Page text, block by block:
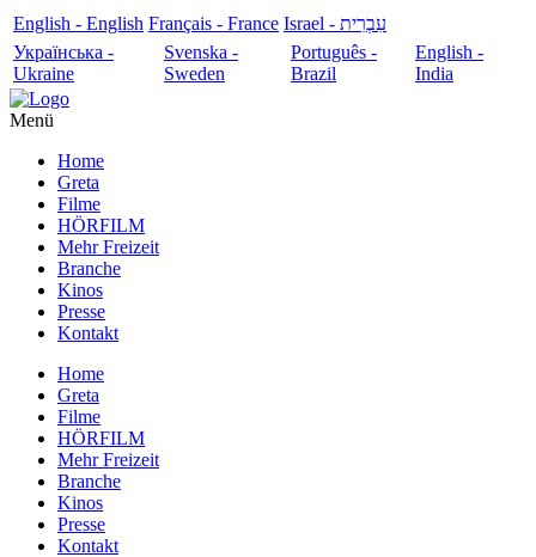
English - English Français - France
עִבְרִית - Israel
Українська -
Ukraine
Svenska -
Sweden
Português -
Brazil
English -
India
Menü
Home
Greta
Filme
HÖRFILM
Mehr Freizeit
Branche
Kinos
Presse
Kontakt
Home
Greta
Filme
HÖRFILM
Mehr Freizeit
Branche
Kinos
Presse
Kontakt